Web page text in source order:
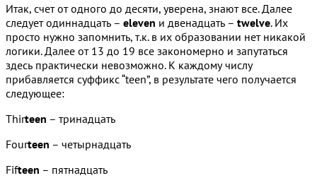
Итак, счет от одного до десяти, уверена, знают все. Далее
следует одиннадцать – eleven и двенадцать – twelve. Их
просто нужно запомнить, т.к. в их образовании нет никакой
логики. Далее от 13 до 19 все закономерно и запутаться
здесь практически невозможно. К каждому числу
прибавляется суффикс “teen”, в результате чего получается
следующее:
Thirteen – тринадцать
Fourteen – четырнадцать
Fifteen – пятнадцать